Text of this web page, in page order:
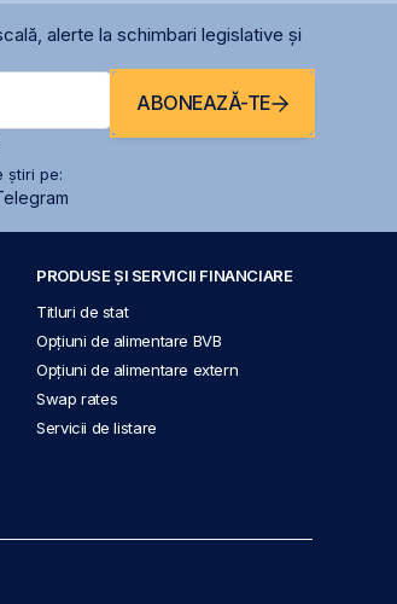
alerte la schimbari legislative și
ABONEAZĂ-TE
știri pe:
PRODUSE ȘI SERVICII FINANCIARE
Titluri de stat
Opțiuni de alimentare BVB
Opțiuni de alimentare extern
Swap rates
Servicii de listare